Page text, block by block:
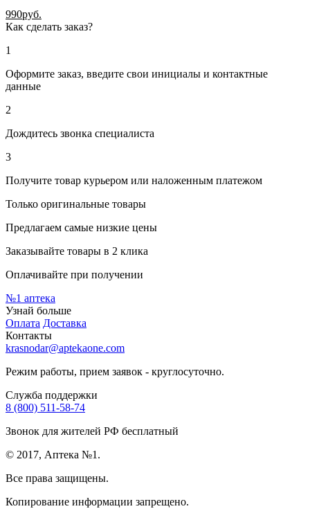
990руб.
Как сделать заказ?
1
Оформите заказ, введите свои инициалы и контактные
данные
2
Дождитесь звонка специалиста
3
Получите товар курьером или наложенным платежом
Только оригинальные товары
Предлагаем самые низкие цены
Заказывайте товары в 2 клика
Оплачивайте при получении
№1 аптека
Узнай больше
Оплата Доставка
Контакты
krasnodar@aptekaone.com
Режим работы, прием заявок - круглосуточно.
Служба поддержки
8 (800) 511-58-74
Звонок для жителей РФ бесплатный
© 2017, Аптека №1.
Все права защищены.
Копирование информации запрещено.